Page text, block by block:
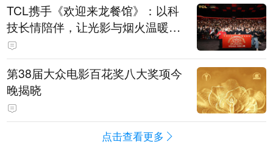
TCL携手《欢迎来龙餐馆》：以科
技长情陪伴，让光影与烟火温暖生
活
第38届大众电影百花奖八大奖项今
晚揭晓
点击查看更多